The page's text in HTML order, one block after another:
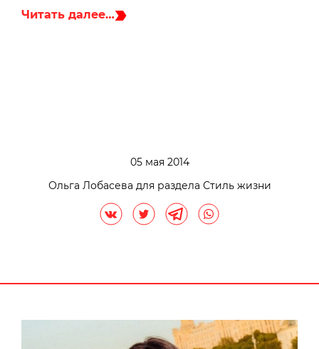
Читать далее…
05 мая 2014
Ольга Лобасева для раздела Стиль жизни